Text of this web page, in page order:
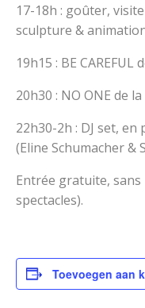
17-18h : goûter,
sculpture &
19h15 : BE
20h30 : NO ONE de
22h30-2h : DJ set,
(Eline Schumacher &
Entrée gratuite,
spectacles).
Toevoegen aan